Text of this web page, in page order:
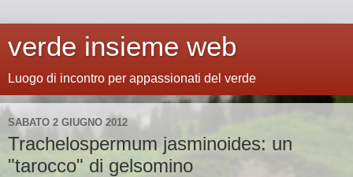
verde insieme web
Luogo di incontro per appassionati del verde
SABATO 2 GIUGNO 2012
Trachelospermum jasminoides: un
"tarocco" di gelsomino